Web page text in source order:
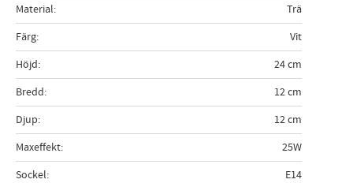
Material
Trä
Färg
Vit
Höjd
24 cm
Bredd
12 cm
Djup
12 cm
Maxeffekt
25W
Sockel
E14